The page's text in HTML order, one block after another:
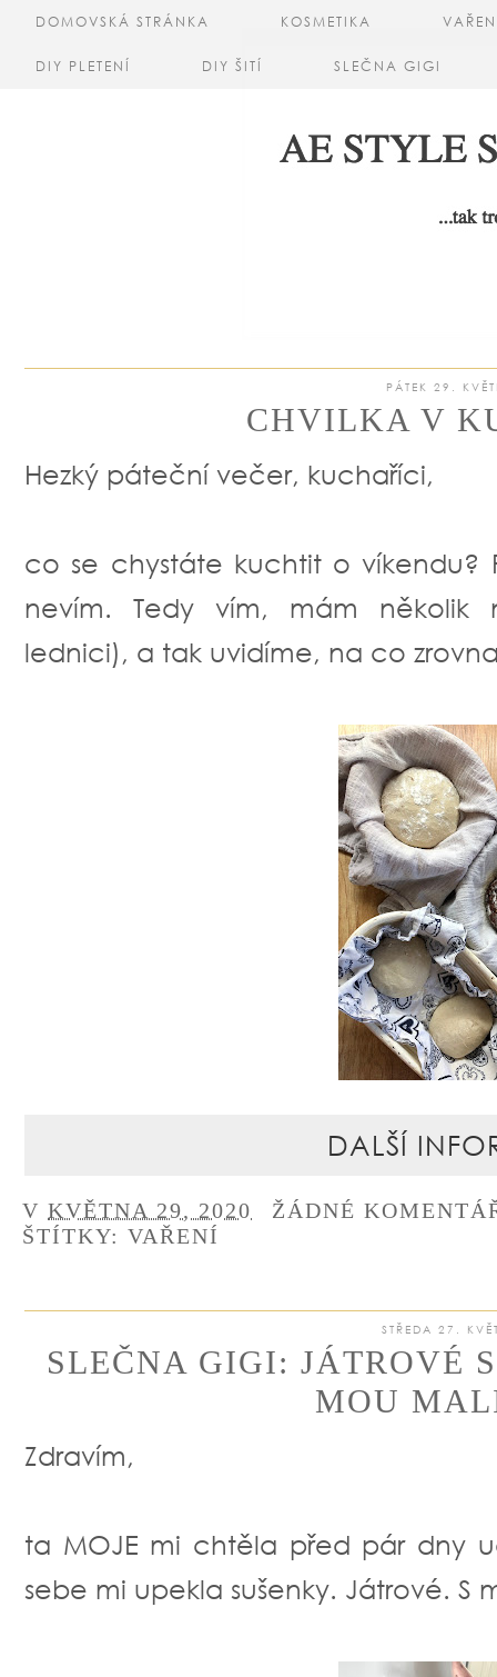
DOMOVSKÁ STRÁNKA KOSMETIKA
DIY PLETENÍ DIY ŠITÍ SLEČNA GIGI
PÁTEK 29.
CHVILKA V
Hezký páteční večer, kuchaříci,
co se chystáte kuchtit o víkendu?
nevím. Tedy vím, mám několik
lednici), a tak uvidíme, na co
DALŠÍ
V KVĚTNA 29, 2020
ŽÁDNÉ
ŠTÍTKY: VAŘENÍ
STŘEDA 27.
SLEČNA GIGI: JÁTROVÉ
MOU
Zdravím,
ta MOJE mi chtěla před pár dny
sebe mi upekla sušenky. Játrové.